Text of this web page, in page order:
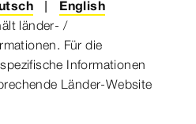
English
länder- /
Für die
Informationen
Länder-Website